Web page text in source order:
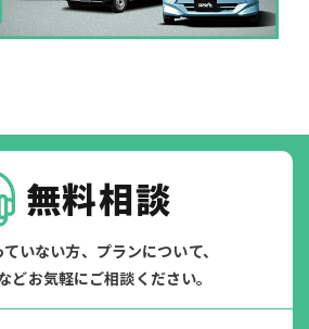
無料相談
いない方、プランについて、
どお気軽にご相談ください。